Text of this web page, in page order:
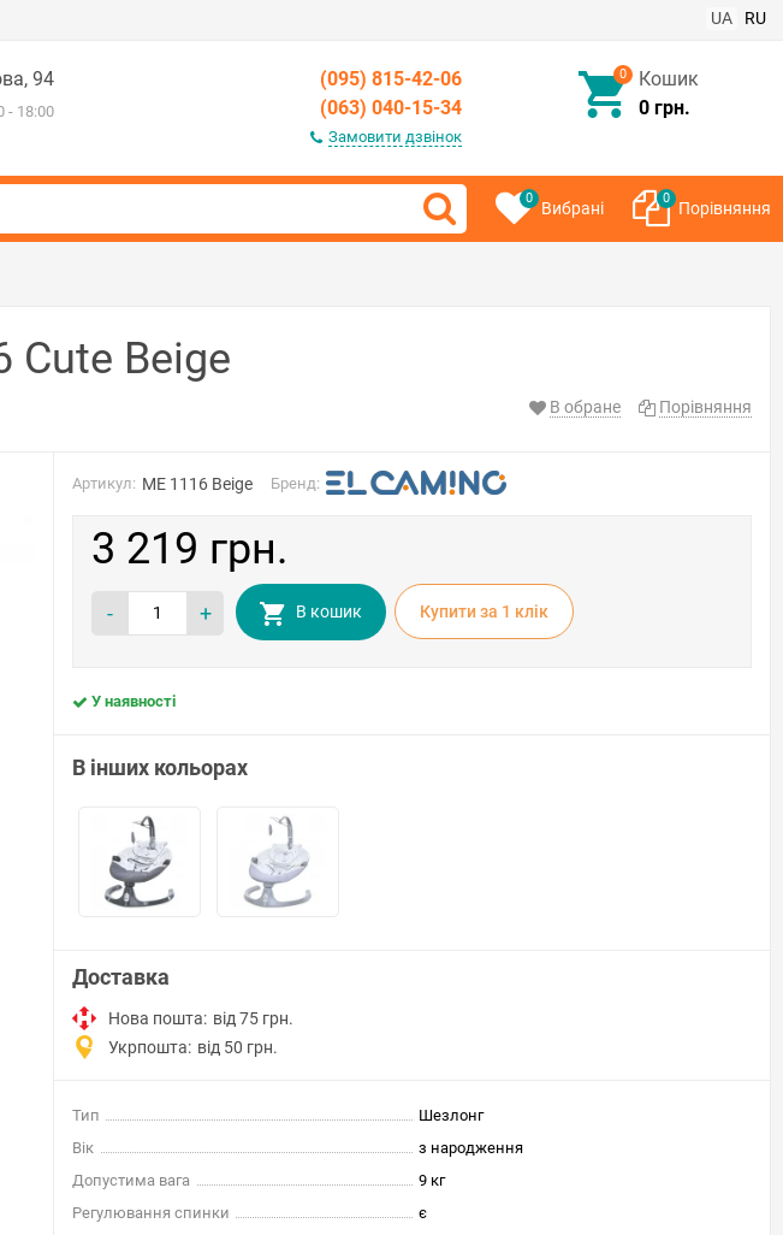
UA RU
94
- 18:00
(095) 815-42-06
(063) 040-15-34
Замовити дзвінок
0
Кошик
0 грн.
0 Вибрані 0 Порівняння
Cute Beige
В обране Порівняння
Артикул: ME 1116 Beige Бренд:
3 219 грн.
- + В кошик Купити за 1 клiк
У наявності
В інших кольорах
Доставка
Нова пошта: від 75 грн.
Укрпошта: від 50 грн.
Тип
Шезлонг
Вік
з народження
Допустима вага
9 кг
Регулювання спинки
є